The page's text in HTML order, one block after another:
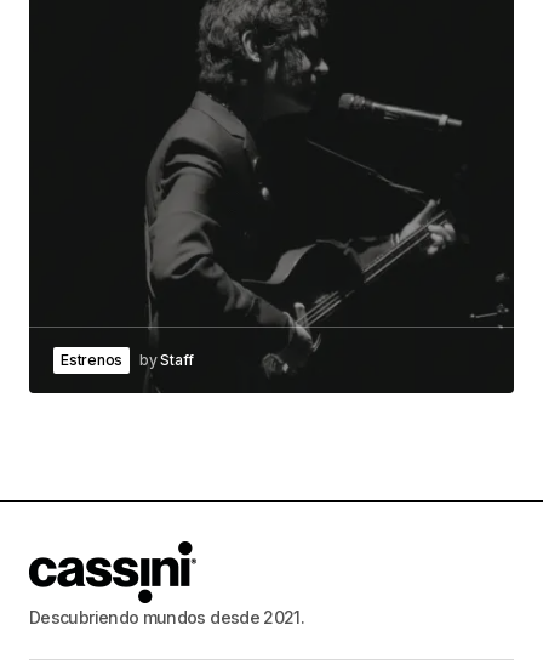
Estrenos byStaff
Descubriendo mundos desde 2021.